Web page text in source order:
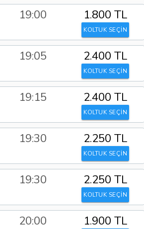
19:00 1.800 TL
KOLTUK SEÇİN
19:05 2.400 TL
KOLTUK SEÇİN
19:15 2.400 TL
KOLTUK SEÇİN
19:30 2.250 TL
KOLTUK SEÇİN
19:30 2.250 TL
KOLTUK SEÇİN
20:00 1.900 TL